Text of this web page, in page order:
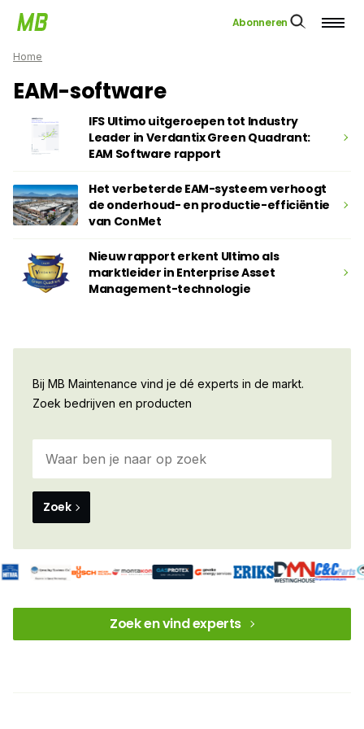
Abonneren
Home
EAM-software
IFS Ultimo uitgeroepen tot Industry
Leader in Verdantix Green Quadrant:
EAM Software rapport
Het verbeterde EAM-systeem verhoogt
de onderhoud- en productie-efficiëntie
van ConMet
Nieuw rapport erkent Ultimo als
marktleider in Enterprise Asset
Management-technologie
Bij MB Maintenance vind je dé experts in de markt.
Zoek bedrijven en producten
Zoek
Zoek en vind experts